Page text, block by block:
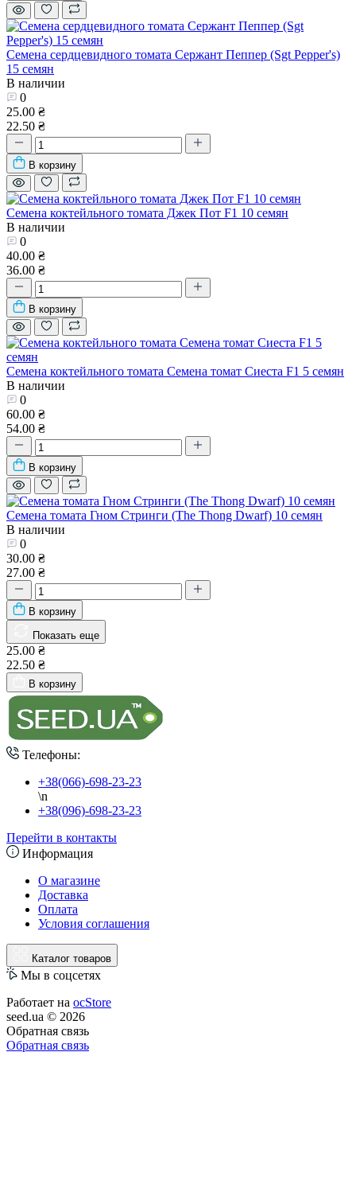
Семена сердцевидного томата Сержант Пеппер (Sgt Pepper's)
15 семян
В наличии
0
25.00 ₴
22.50 ₴
В корзину
Семена коктейльного томата Джек Пот F1 10 семян
В наличии
0
40.00 ₴
36.00 ₴
В корзину
Семена коктейльного томата Семена томат Сиеста F1 5 семян
В наличии
0
60.00 ₴
54.00 ₴
В корзину
Семена томата Гном Стринги (The Thong Dwarf) 10 семян
В наличии
0
30.00 ₴
27.00 ₴
В корзину
Показать еще
25.00 ₴
22.50 ₴
В корзину
Телефоны:
+38(066)-698-23-23
\n
+38(096)-698-23-23
Перейти в контакты
Информация
О магазине
Доставка
Оплата
Условия соглашения
Каталог товаров
Мы в соцсетях
Работает на ocStore
seed.ua © 2026
Обратная связь
Обратная связь